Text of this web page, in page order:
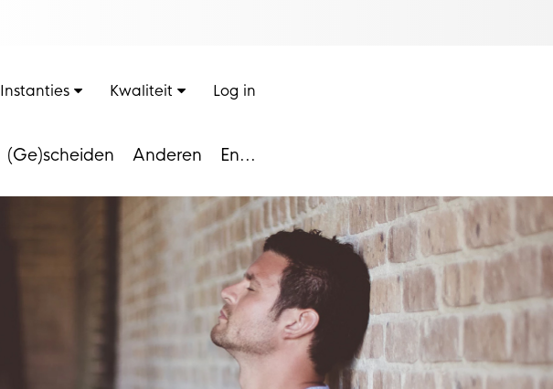
Instanties Kwaliteit Log in
(Ge)scheiden Anderen En...